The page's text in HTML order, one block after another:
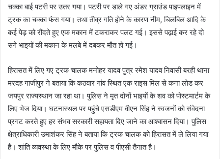
चक्का बाई पटरी पर उतर गया। पटरी पर डाले गए अंडर ग्राउंड पाइपलाइन में
ट्रक का चक्का फंस गया। तथा तीव्र गति होने के कारण नीम, चिलबिल आदि के
कई पेड़ को रौंदते हुए एक मकान में टकराकर पलट गई। इससे पढ़ाई कर रहे दो
सगे भाइयों की मकान के मलबे में दबकर मौत हो गई।
हिरासत में लिए गए ट्रक चालक मनोहर यादव पुत्र रमेश यादव निवासी बरही थाना
मरदह गाजीपुर ने बताया कि कठवार गांव स्थित एक राइस मिल से कना लोड कर
जयपुर राज्यस्थान जा रहा था। पुलिस ने मृत दोनों भाइयों के शव को पोस्टमार्टम के
लिए भेज दिया। घटनास्थल पर पहुंचे एसडीएम वीएन सिंह ने स्वजनों को संवेदना
प्रगट करते हुए हर संभव सरकारी सहायता दिए जाने का आश्वासन दिया। पुलिस
क्षेत्राधिकारी उमाशंकर सिंह ने बताया कि ट्रक चालक को हिरासत में ले लिया गया
है। शांति व्यवस्था के लिए मौके पर पुलिस व पीएसी तैनात है।